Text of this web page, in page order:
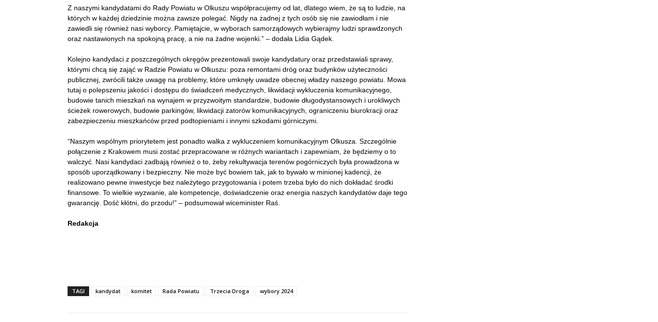
Z naszymi kandydatami do Rady Powiatu w Olkuszu współpracujemy od lat, dlatego wiem, że są to ludzie, na
których w każdej dziedzinie można zawsze polegać. Nigdy na żadnej z tych osób się nie zawiodłam i nie
zawiedli się również nasi wyborcy. Pamiętajcie, w wyborach samorządowych wybierajmy ludzi sprawdzonych
oraz nastawionych na spokojną pracę, a nie na żadne wojenki.” – dodała Lidia Gądek.
Kolejno kandydaci z poszczególnych okręgów prezentowali swoje kandydatury oraz przedstawiali sprawy,
którymi chcą się zająć w Radzie Powiatu w Olkuszu: poza remontami dróg oraz budynków użyteczności
publicznej, zwrócili także uwagę na problemy, które umknęły uwadze obecnej władzy naszego powiatu. Mowa
tutaj o polepszeniu jakości i dostępu do świadczeń medycznych, likwidacji wykluczenia komunikacyjnego,
budowie tanich mieszkań na wynajem w przyzwoitym standardzie, budowie długodystansowych i urokliwych
ścieżek rowerowych, budowie parkingów, likwidacji zatorów komunikacyjnych, ograniczeniu biurokracji oraz
zabezpieczeniu mieszkańców przed podtopieniami i innymi szkodami górniczymi.
“Naszym wspólnym priorytetem jest ponadto walka z wykluczeniem komunikacyjnym Olkusza. Szczególnie
połączenie z Krakowem musi zostać przepracowane w różnych wariantach i zapewniam, że będziemy o to
walczyć. Nasi kandydaci zadbają również o to, żeby rekultywacja terenów pogórniczych była prowadzona w
sposób uporządkowany i bezpieczny. Nie może być bowiem tak, jak to bywało w minionej kadencji, że
realizowano pewne inwestycje bez należytego przygotowania i potem trzeba było do nich dokładać środki
finansowe. To wielkie wyzwanie, ale kompetencje, doświadczenie oraz energia naszych kandydatów daje tego
gwarancję. Dość kłótni, do przodu!” – podsumował wiceminister Raś.
Redakcja
TAGI kandydat komitet Rada Powiatu Trzecia Droga wybory 2024